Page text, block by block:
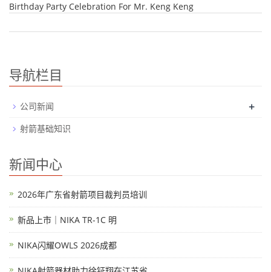
Birthday Party Celebration For Mr. Keng Keng
导航栏目
公司新闻 +
射箭基础知识
新闻中心
2026年广东省射箭项目裁判员培训
新品上市｜NIKA TR-1C 明
NIKA闪耀OWLS 2026成都